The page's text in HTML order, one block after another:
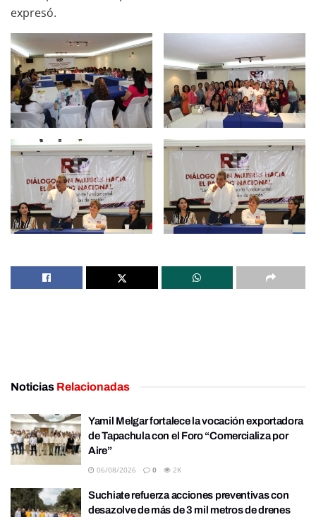
expresó.
Noticias Relacionadas
Yamil Melgar fortalece la vocación exportadora
de Tapachula con el Foro “Comercializa por
Aire”
06/08/2026 0 2K
Suchiate refuerza acciones preventivas con
desazolve de más de 3 mil metros de drenes